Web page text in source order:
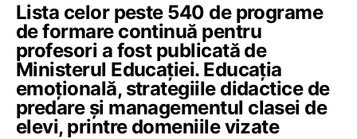
Lista celor peste 540 de programe
de formare continuă pentru
profesori a fost publicată de
Ministerul Educației. Educația
emoțională, strategiile didactice de
predare și managementul clasei de
elevi, printre domeniile vizate